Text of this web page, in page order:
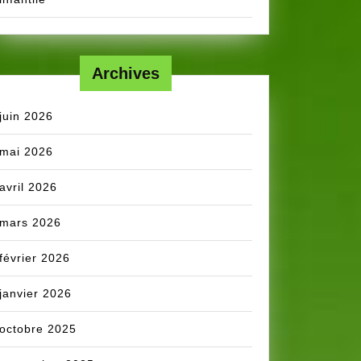
Archives
juin 2026
mai 2026
avril 2026
mars 2026
février 2026
janvier 2026
octobre 2025